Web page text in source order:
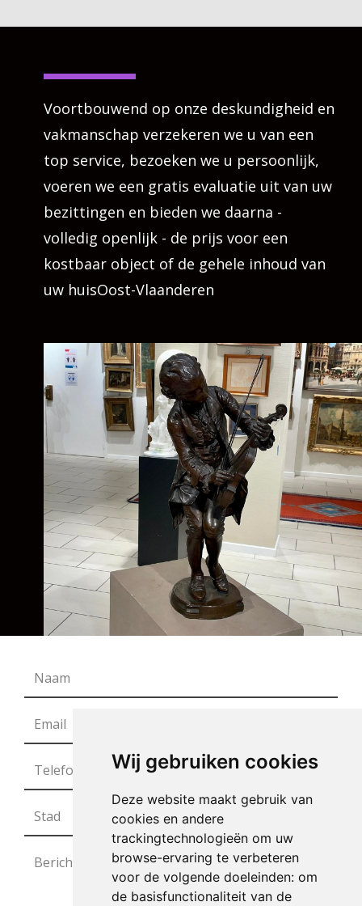
Wij gebruiken cookies
Deze website maakt gebruik van
cookies en andere
trackingtechnologieën om uw
browse-ervaring te verbeteren
voor de volgende doeleinden: om
de basisfunctionaliteit van de
Voortbouwend op onze deskundigheid en
vakmanschap verzekeren we u van een
top service, bezoeken we u persoonlijk,
voeren we een gratis evaluatie uit van uw
bezittingen en bieden we daarna -
volledig openlijk - de prijs voor een
kostbaar object of de gehele inhoud van
uw huisOost-Vlaanderen